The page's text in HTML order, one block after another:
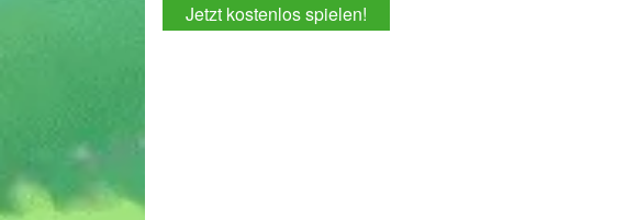
Jetzt kostenlos spielen!